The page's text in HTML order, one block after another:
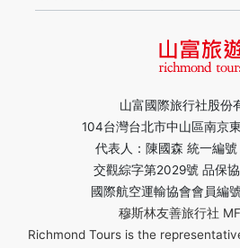
山富國際旅行社股份
104台灣台北市中山區南京
代表人：陳國森 統一編
交觀綜字第2029號 品保
國際航空運輸協會會員編
穆斯林友善旅行社
Richmond Tours is the